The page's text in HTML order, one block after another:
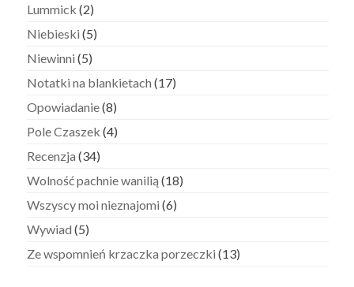
Lummick (2)
Niebieski (5)
Niewinni (5)
Notatki na blankietach (17)
Opowiadanie(8)
Pole Czaszek (4)
Recenzja (34)
Wolność pachnie wanilią (18)
Wszyscy moi nieznajomi (6)
Wywiad (5)
Ze wspomnień krzaczka porzeczki (13)